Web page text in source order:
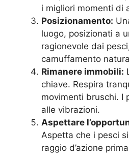
i migliori momenti di
Posizionamento:
luogo, posizionati a
ragionevole dai
camuffamento
Rimanere immobili:
chiave. Respira
movimenti bruschi. I
alle vibrazioni.
Aspettare
Aspetta che i pesci
raggio d’azione